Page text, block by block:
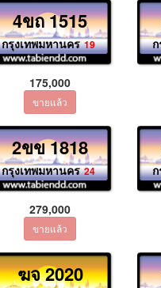
4ขถ 1515
กรุงเทพมหานคร 19
175,000
ก
2ขข 1818
กรุงเทพมหานคร 24
279,000
ก
ฆจ 2020